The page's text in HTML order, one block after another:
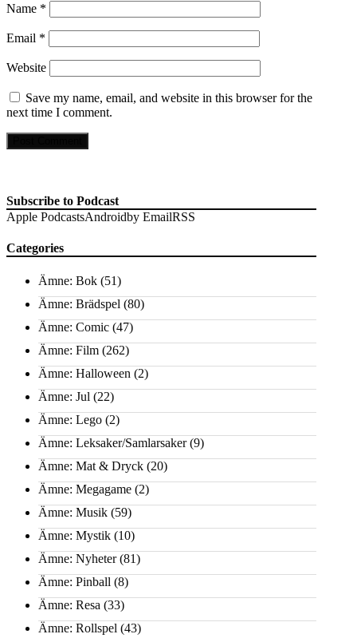
Name *
Email *
Website
Save my name, email, and website in this browser for the
next time I comment.
Subscribe to Podcast
Apple PodcastsAndroidby EmailRSS
Categories
Ämne: Bok (51)
Ämne: Brädspel (80)
Ämne: Comic (47)
Ämne: Film (262)
Ämne: Halloween (2)
Ämne: Jul (22)
Ämne: Lego (2)
Ämne: Leksaker/Samlarsaker(9)
Ämne: Mat & Dryck (20)
Ämne: Megagame (2)
Ämne: Musik (59)
Ämne: Mystik (10)
Ämne: Nyheter(81)
Ämne: Pinball (8)
Ämne: Resa (33)
Ämne: Rollspel (43)